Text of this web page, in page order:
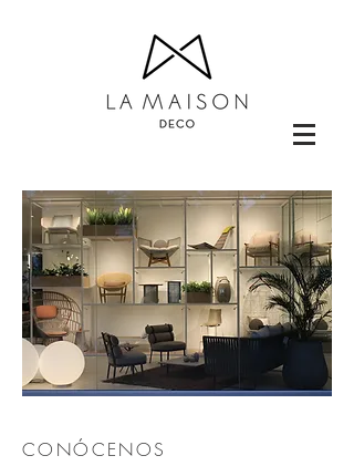
CONÓCENOS